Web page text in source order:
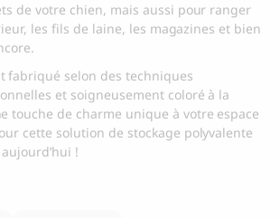
de votre chien, mais aussi pour ranger
les fils de laine, les magazines et bien
fabriqué selon des techniques
et soigneusement coloré à la
touche de charme unique à votre espace
cette solution de stockage polyvalente
!